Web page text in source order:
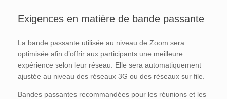
Exigences en matière de bande passante
La bande passante utilisée au niveau de Zoom sera
optimisée afin d’offrir aux participants une meilleure
expérience selon leur réseau. Elle sera automatiquement
ajustée au niveau des réseaux 3G ou des réseaux sur file.
Bandes passantes recommandées pour les réunions et les